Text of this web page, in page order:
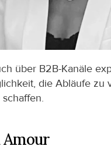
über B2B-Kanäle
die Abläufe
Amour